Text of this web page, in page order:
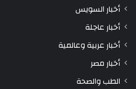
أخبار السويس
أخبار عاجلة
أخبار عربية وعالمية
أخبار مصر
الطب والصحة